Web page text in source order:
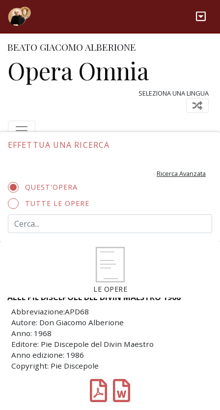
BEATO GIACOMO ALBERIONE
Opera Omnia
SELEZIONA UNA LINGUA
EFFETTUA UNA RICERCA
Ricerca Avanzata
QUEST'OPERA
TUTTE LE OPERE
LE OPERE
ALLE PIE DISCEPOLE DEL DIVIN MAESTRO 1968
Abbreviazione:APD68
Autore: Don Giacomo Alberione
Anno: 1968
Editore: Pie Discepole del Divin Maestro
Anno edizione: 1986
Copyright: Pie Discepole